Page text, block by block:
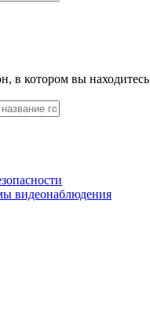
в котором вы находитесь
видеонаблюдения